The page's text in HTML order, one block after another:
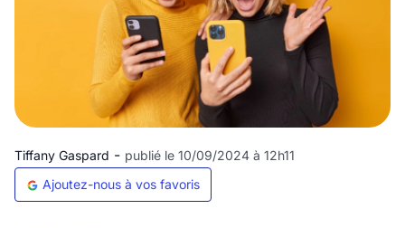
Tiffany Gaspard - publié le 10/09/2024 à 12h11
Ajoutez-nous à vos favoris